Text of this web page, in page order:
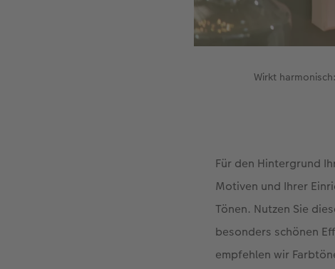
Wirkt
Für den Hintergrund
Motiven und Ihrer
Tönen. Nutzen Sie
besonders schönen
empfehlen wir